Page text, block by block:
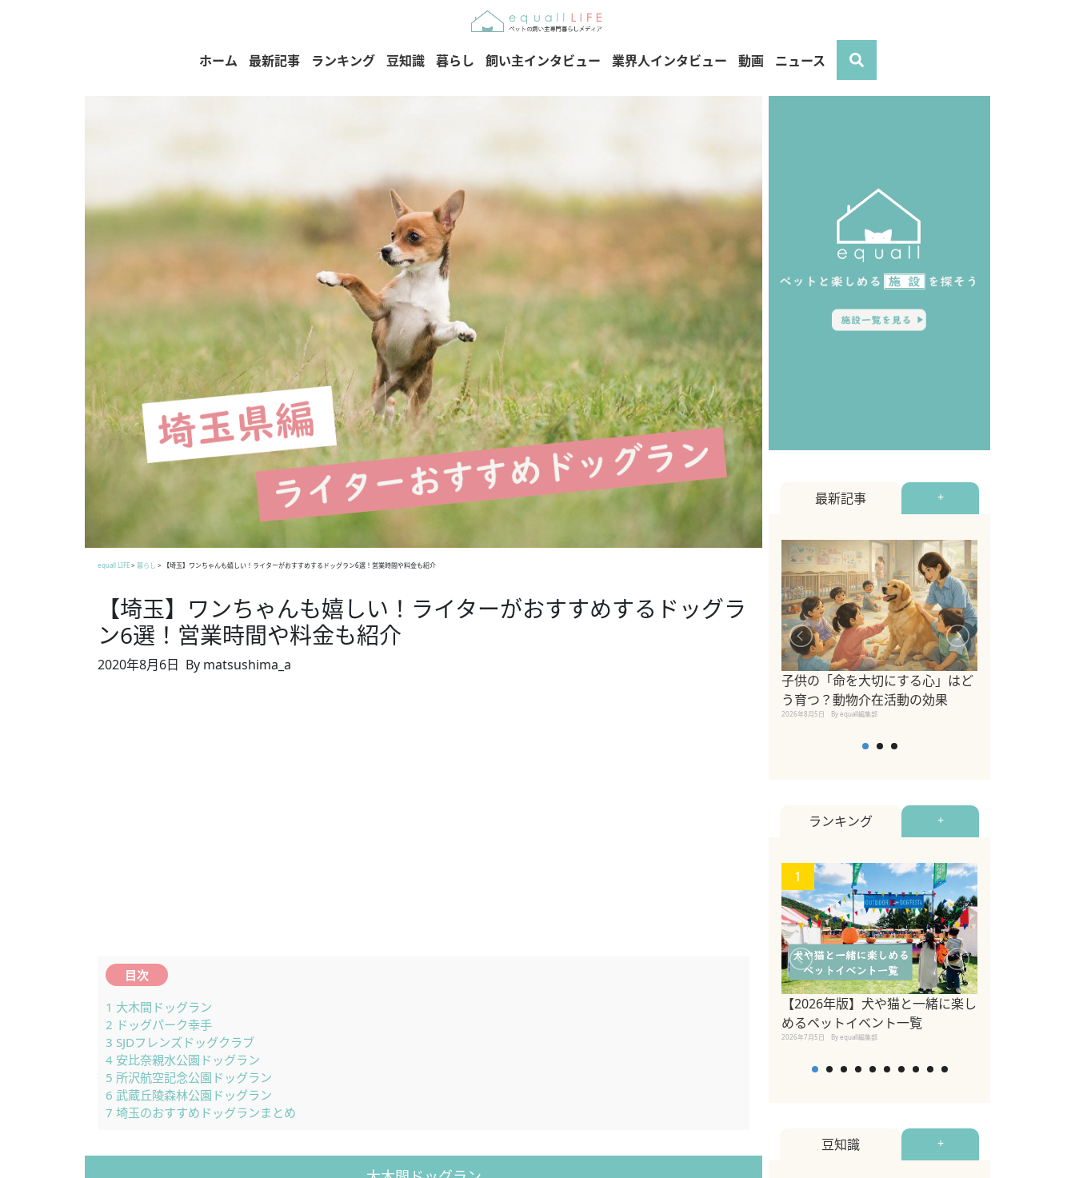
ホーム 最新記事 ランキング 豆知識 暮らし 飼い主インタビュー 業界人インタビュー 動画 ニュース
equall LIFE> 暮らし > 【埼玉】ワンちゃんも嬉しい！ライターがおすすめするドッグラン6選！営業時間や料金も紹介
【埼玉】ワンちゃんも嬉しい！ライターがおすすめするドッグラ
ン6選！営業時間や料金も紹介
2020年8月6日 By matsushima_a
目次
1 大木間ドッグラン
2 ドッグパーク幸手
3 SJDフレンズドッグクラブ
4 安比奈親水公園ドッグラン
5 所沢航空記念公園ドッグラン
6 武蔵丘陵森林公園ドッグラン
7 埼玉のおすすめドッグランまとめ
最新記事 +
子供の「命を大切にする心」はど
う育つ？動物介在活動の効果
2026年8月5日 By equall編集部
ランキング +
1
【2026年版】犬や猫と一緒に楽し
めるペットイベント一覧
2026年7月5日 By equall編集部
豆知識 +